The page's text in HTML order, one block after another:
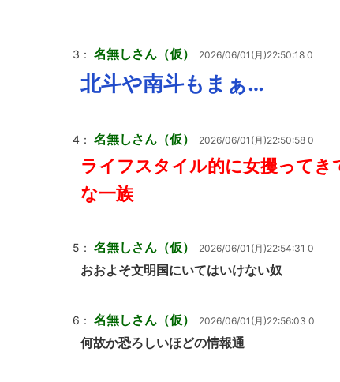
3： 名無しさん（仮） 2026/06/01(月)22:50:18 0
北斗や南斗もまぁ…
4： 名無しさん（仮） 2026/06/01(月)22:50:58 0
ライフスタイル的に女攫って
な一族
5： 名無しさん（仮） 2026/06/01(月)22:54:31 0
おおよそ文明国にいてはいけない奴
6： 名無しさん（仮） 2026/06/01(月)22:56:03 0
何故か恐ろしいほどの情報通